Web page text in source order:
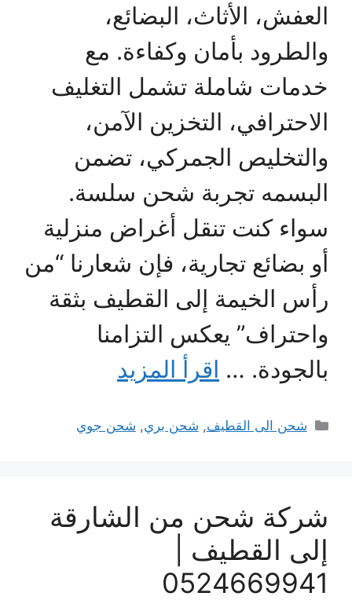
العفش، الأثاث، البضائع،
والطرود بأمان وكفاءة. مع
خدمات شاملة تشمل التغليف
الاحترافي، التخزين الآمن،
والتخليص الجمركي، تضمن
البسمه تجربة شحن سلسة.
سواء كنت تنقل أغراض منزلية
أو بضائع تجارية، فإن شعارنا “من
رأس الخيمة إلى القطيف بثقة
واحتراف” يعكس التزامنا
بالجودة. … اقرأ المزيد
التصنيفات
شحن الى القطيف, شحن بري, شحن جوي
شركة شحن من الشارقة
إلى القطيف |
0524669941